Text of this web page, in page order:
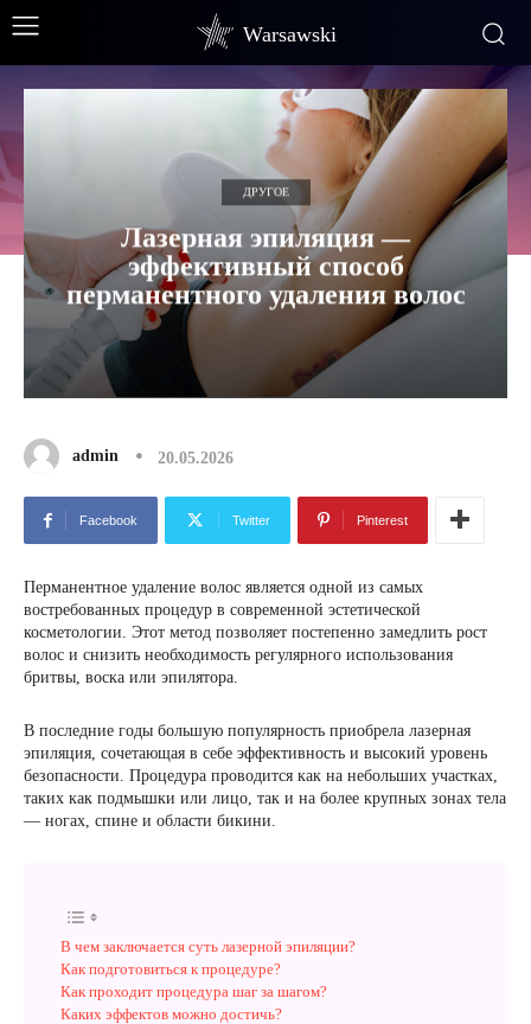
Warsawski
ДРУГОЕ
Лазерная эпиляция —
эффективный способ
перманентного удаления волос
admin 20.05.2026
Facebook Twitter Pinterest
Перманентное удаление волос является одной из самых
востребованных процедур в современной эстетической
косметологии. Этот метод позволяет постепенно замедлить рост
волос и снизить необходимость регулярного использования
бритвы, воска или эпилятора.
В последние годы большую популярность приобрела лазерная
эпиляция, сочетающая в себе эффективность и высокий уровень
безопасности. Процедура проводится как на небольших участках,
таких как подмышки или лицо, так и на более крупных зонах тела
— ногах, спине и области бикини.
В чем заключается суть лазерной эпиляции?
Как подготовиться к процедуре?
Как проходит процедура шаг за шагом?
Каких эффектов можно достичь?